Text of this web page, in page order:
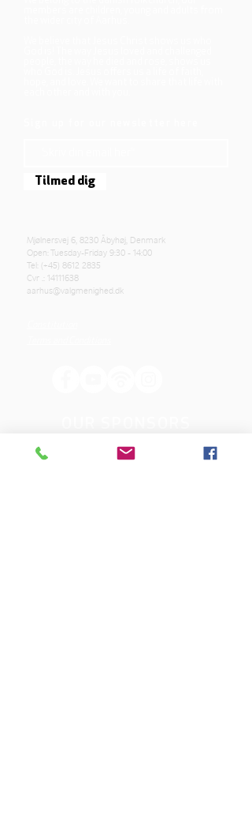
Tilmed dig
Mjølnersvej 6, 8230 Åbyhøj, Denmark
Open: Tuesday-Friday 9:30 - 14:00
Tel: (+45) 8612 2835
Cvr .: 14111638
aarhus@valgmenighed.dk